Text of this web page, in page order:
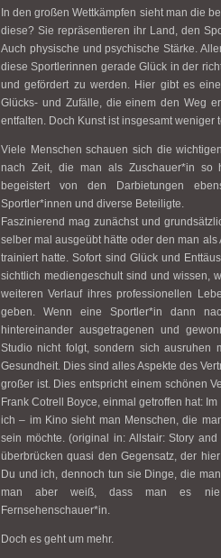
In den großen Wettkämpfen sieht man die
diese? Sie repräsentieren ihr Land, den
Auch physische und psychische Stärke.
diese Sportlerinnen gerade Glück in der
und gefördert zu werden. Hier gibt es
Glücks- und Zufälle, die einem den Weg
entfalten. Doch Kunst ist insgesamt weniger
Viele Menschen schauen sich die
nach Zeit, die man als Zuschauer*in so
begeistert von den Darbietungen
Sportler*innen und diverse Beteiligte.
Faszinierend mag zunächst und
selber mal ausgeübt hätte oder den man
trainiert hatte. Sofort sind Glück und
sichtlich mediengeschult sind und wissen,
weiteren Verlauf ihres professionellen
geben. Wenn eine Sportler*in dann
hintereinander ausgetragenen und
Studio nicht folgt, sondern sich ausruhen
Gesundheit. Dies sind alles Aspekte des
großer ist. Dies entspricht einem schönen
Frank Cotrell Boyce, einmal getroffen hat:
ich – im Kino sieht man Menschen, die
sein möchte. (original in: Allstair: Story
überbrücken quasi den Gegensatz, der
Du und ich, dennoch tun sie Dinge, die
man aber weiß, dass man es nie
Fernsehenschauer*in.
Doch es geht um mehr.